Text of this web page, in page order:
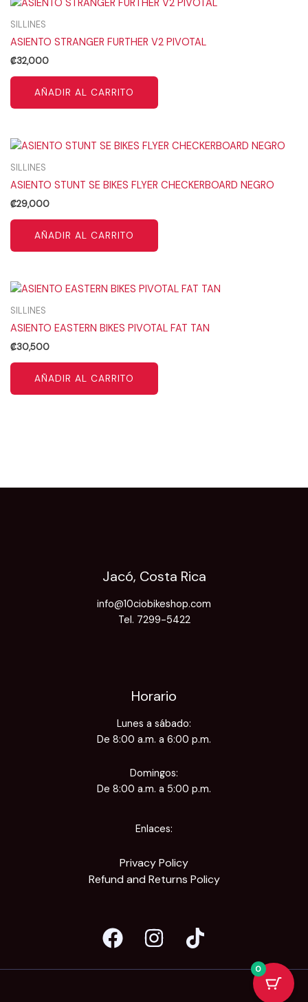
SILLINES
ASIENTO STRANGER FURTHER V2 PIVOTAL
₡32,000
AÑADIR AL CARRITO
SILLINES
ASIENTO STUNT SE BIKES FLYER CHECKERBOARD NEGRO
₡29,000
AÑADIR AL CARRITO
SILLINES
ASIENTO EASTERN BIKES PIVOTAL FAT TAN
₡30,500
AÑADIR AL CARRITO
Jacó, Costa Rica
info@10ciobikeshop.com
Tel. 7299-5422
Horario
Lunes a sábado:
De 8:00 a.m. a 6:00 p.m.
Domingos:
De 8:00 a.m. a 5:00 p.m.
Enlaces:
Privacy Policy
Refund and Returns Policy
0